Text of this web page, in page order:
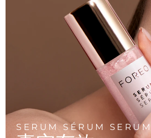
SERUM SÉRUM SERUM
LUNA™ 4 Men
For men, anti-aging
LUNA™ 4 mini
For young skin, T-zone
LUNA™ 4 go
For travel or gym bag
BEAR™ 2 eyes &
Microcurrent line
面部提拉护理
Premium anti-aging
BEAR™ 设备
All premium facelift
UFO™ 3 LED
Near-infrared and red
device
UFO™ 3 mini
Red light therapy
UFO™ 3 go
issa™ 4 plus
Smart hybrid silicone
issa™ 4 smile
Hybrid silicone sonic
issa™ 4 baby
For ages 0-3
FAQ™ 101
Clinical anti-aging
FAQ™ 102
Advanced clinical anti-
LED治
NEW
FAQ™ 201
LED mask
FAQ™ 202
LED mask
FAQ™ 301
LED hair strengthening
肌肤年
NEW
FAQ™ 501
Full-Spectrum Red
NEW
克罗地亚
塞浦路斯